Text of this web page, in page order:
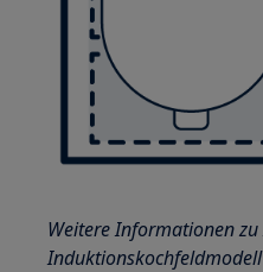
Weitere Informationen
Induktionskochfeldmodell